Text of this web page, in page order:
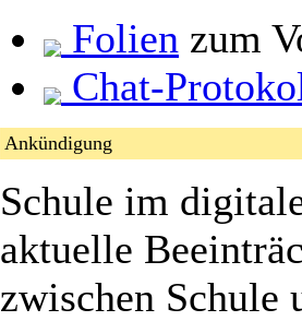
Folien zum
Chat-
Ankündigung
Schule im
aktuelle
zwischen